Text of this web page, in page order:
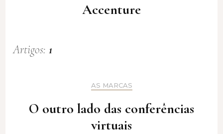
Accenture
Artigos:1
AS MARCAS
O outro lado das conferências
virtuais